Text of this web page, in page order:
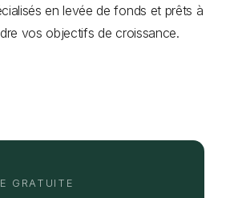
en levée de fonds et prêts à
vos objectifs de croissance.
GRATUITE